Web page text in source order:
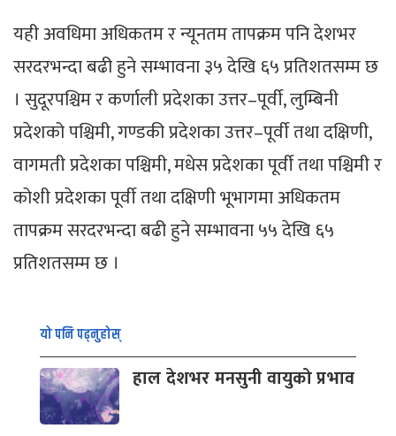
यही अवधिमा अधिकतम र न्यूनतम तापक्रम पनि देशभर
सरदरभन्दा बढी हुने सम्भावना ३५ देखि ६५ प्रतिशतसम्म छ
। सुदूरपश्चिम र कर्णाली प्रदेशका उत्तर–पूर्वी, लुम्बिनी
प्रदेशको पश्चिमी, गण्डकी प्रदेशका उत्तर–पूर्वी तथा दक्षिणी,
वागमती प्रदेशका पश्चिमी, मधेस प्रदेशका पूर्वी तथा पश्चिमी र
कोशी प्रदेशका पूर्वी तथा दक्षिणी भूभागमा अधिकतम
तापक्रम सरदरभन्दा बढी हुने सम्भावना ५५ देखि ६५
प्रतिशतसम्म छ ।
यो पनि पढ्नुहोस्
हाल देशभर मनसुनी वायुको प्रभाव